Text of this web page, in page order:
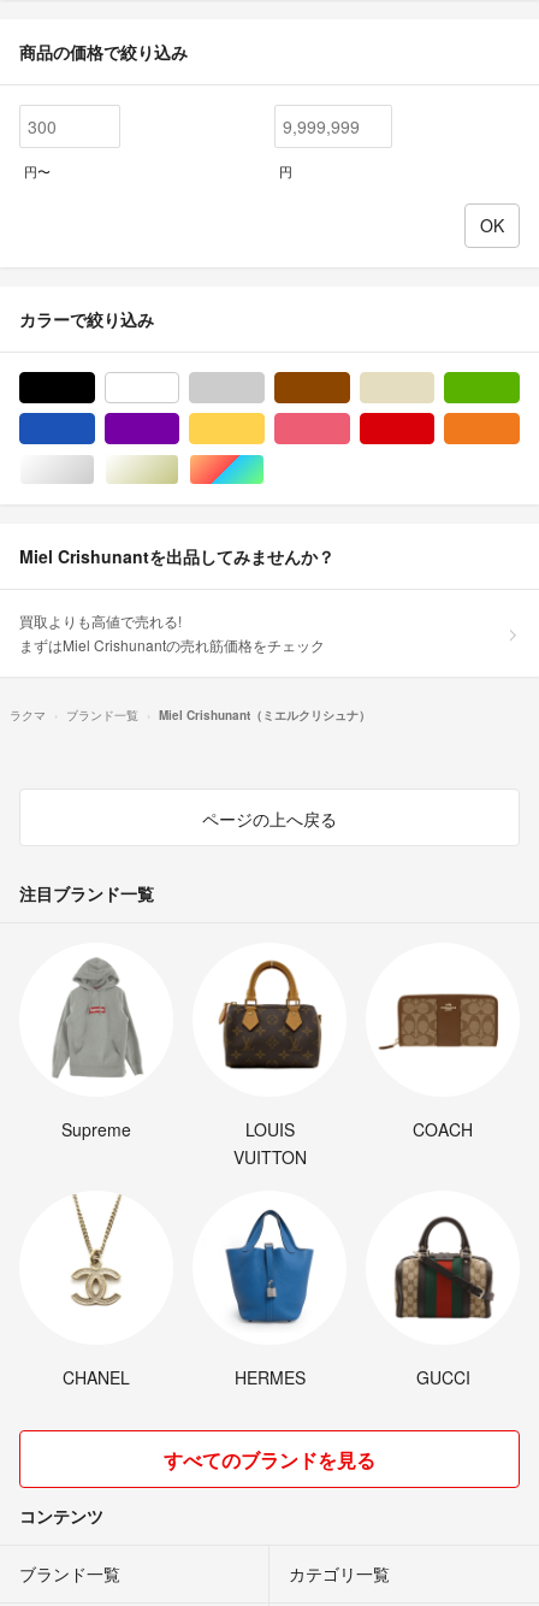
商品の価格で絞り込み
円〜 円
カラーで絞り込み
シルバー/銀色系ゴールド/金色系マルチカラー
Miel Crishunantを出品してみませんか？
買取よりも高値で売れる!
まずはMiel Crishunantの売れ筋価格をチェック
ラクマ ブランド一覧 Miel Crishunant（ミエルクリシュナ）
ページの上へ戻る
注目ブランド一覧
Supreme
LOUIS
VUITTON
COACH
CHANEL HERMES GUCCI
すべてのブランドを見る
コンテンツ
ブランド一覧 カテゴリ一覧